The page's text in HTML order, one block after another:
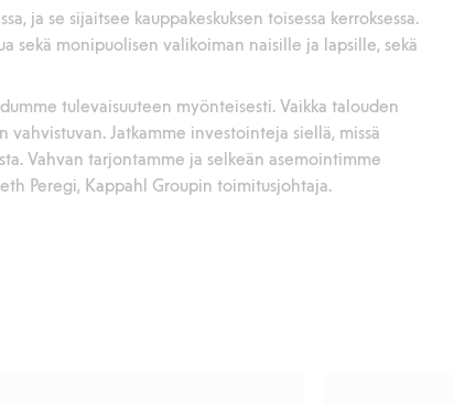
ja se sijaitsee kauppakeskuksen toisessa kerroksessa.
sekä monipuolisen valikoiman naisille ja lapsille, sekä
tulevaisuuteen myönteisesti. Vaikka talouden
Jatkamme investointeja siellä, missä
Vahvan tarjontamme ja selkeän asemointimme
Peregi, Kappahl Groupin toimitusjohtaja.